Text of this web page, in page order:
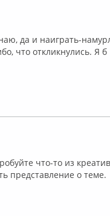
да и наиграть-
что откликнулись. Я
что-то из
представление о теме.